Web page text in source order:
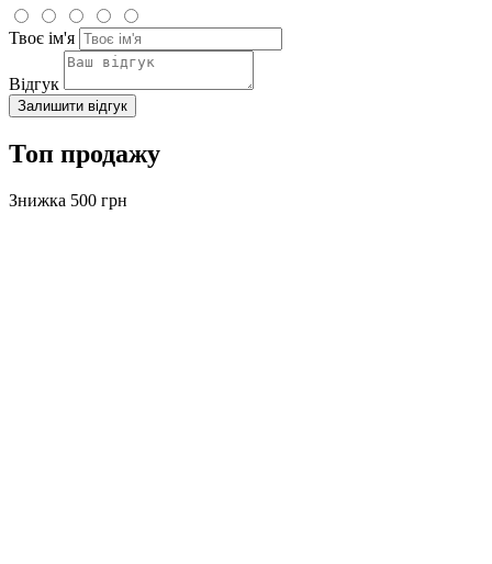
Твоє ім'я
Відгук
Залишити відгук
Топ продажу
Знижка 500 грн